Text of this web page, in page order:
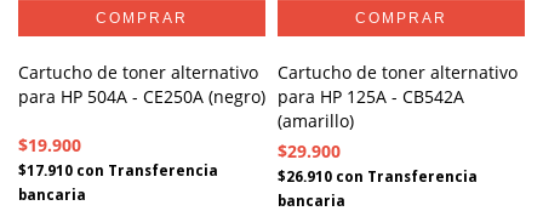
Cartucho de toner alternativo
para HP 504A - CE250A (negro)
$19.900
$17.910 con Transferencia
bancaria
Cartucho de toner alternativo
para HP 125A - CB542A
(amarillo)
$29.900
$26.910 con Transferencia
bancaria